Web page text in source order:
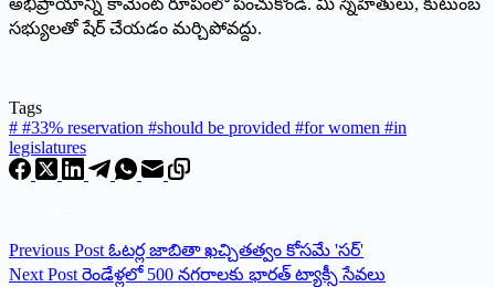
సభ్యులతో షేర్ చేయడం మర్చిపోవద్దు.
Tags
# #33% reservation #should be provided #for women #in
legislatures
Previous Post ఓట‌ర్ల జాబితా ఖ‌చ్చిత‌త్వం కోస‌మే 'స‌ర్‌'
Next Post రెండేళ్లలో 500 నగరాలకు భారత్‌ ‌ట్యాక్సీ సేవలు